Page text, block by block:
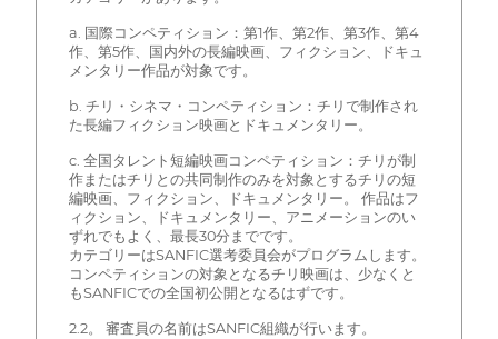
a. 国際コンペティション：第1作、第2作、第3作、第4
作、第5作、国内外の長編映画、フィクション、ドキュ
メンタリー作品が対象です。
b. チリ・シネマ・コンペティション：チリで制作され
た長編フィクション映画とドキュメンタリー。
c. 全国タレント短編映画コンペティション：チリが制
作またはチリとの共同制作のみを対象とするチリの短
編映画、フィクション、ドキュメンタリー。 作品はフ
ィクション、ドキュメンタリー、アニメーションのい
ずれでもよく、最長30分までです。
カテゴリーはSANFIC選考委員会がプログラムします。
コンペティションの対象となるチリ映画は、少なくと
もSANFICでの全国初公開となるはずです。
2.2。 審査員の名前はSANFIC組織が行います。